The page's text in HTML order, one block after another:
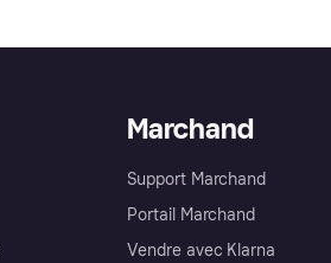
Marchand
Support Marchand
Portail Marchand
Vendre avec Klarna